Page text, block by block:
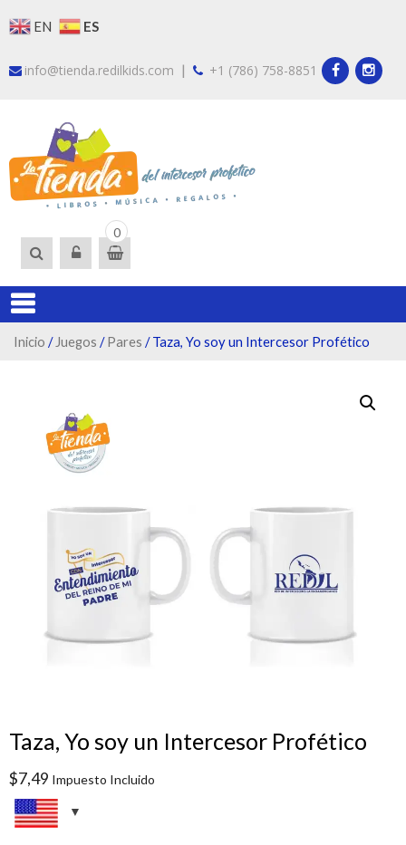
to
EN ES
info@tienda.redilkids.com | +1 (786) 758-8851
0
Inicio / Juegos /Pares / Taza, Yo soy un Intercesor Profético
Taza, Yo soy un Intercesor Profético
$7,49 Impuesto Incluido